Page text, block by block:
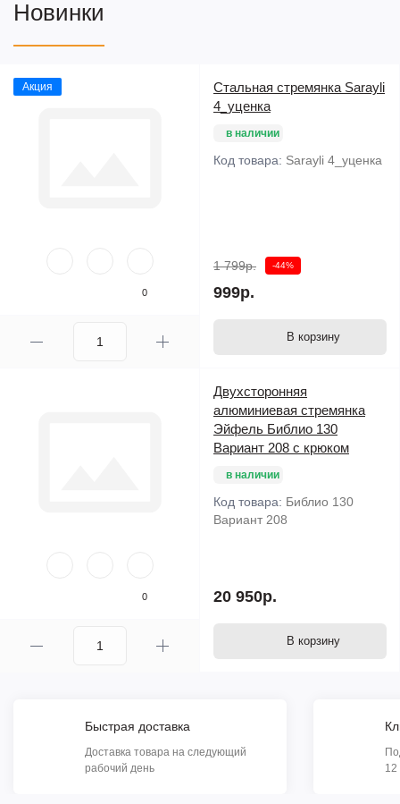
Новинки
Акция
0
Стальная стремянка Sarayli
4_уценка
в наличии
Код товара: Sarayli 4_уценка
1 799р. -44%
999р.
В корзину
0
Двухсторонняя
алюминиевая стремянка
Эйфель Библио 130
Вариант 208 с крюком
в наличии
Код товара: Библио 130
Вариант 208
20 950р.
В корзину
Быстрая доставка
Доставка товара на следующий
рабочий день
12